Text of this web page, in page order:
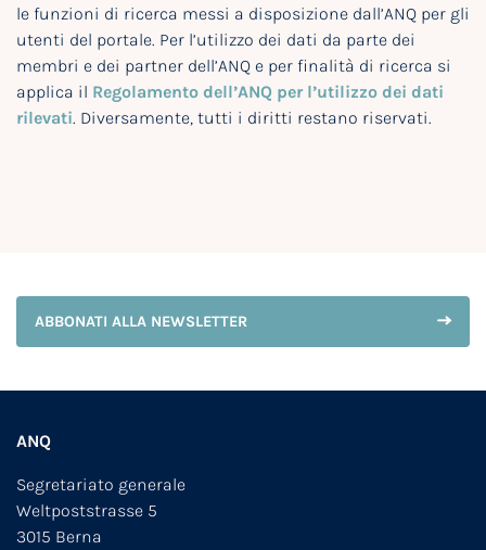
le funzioni di ricerca messi a disposizione dall’ANQ per gli
utenti del portale. Per l’utilizzo dei dati da parte dei
membri e dei partner dell’ANQ e per finalità di ricerca si
applica il Regolamento dell’ANQ per l’utilizzo dei dati
rilevati. Diversamente, tutti i diritti restano riservati.
ABBONATI ALLA NEWSLETTER
ANQ
Segretariato generale
Weltpoststrasse 5
3015 Berna